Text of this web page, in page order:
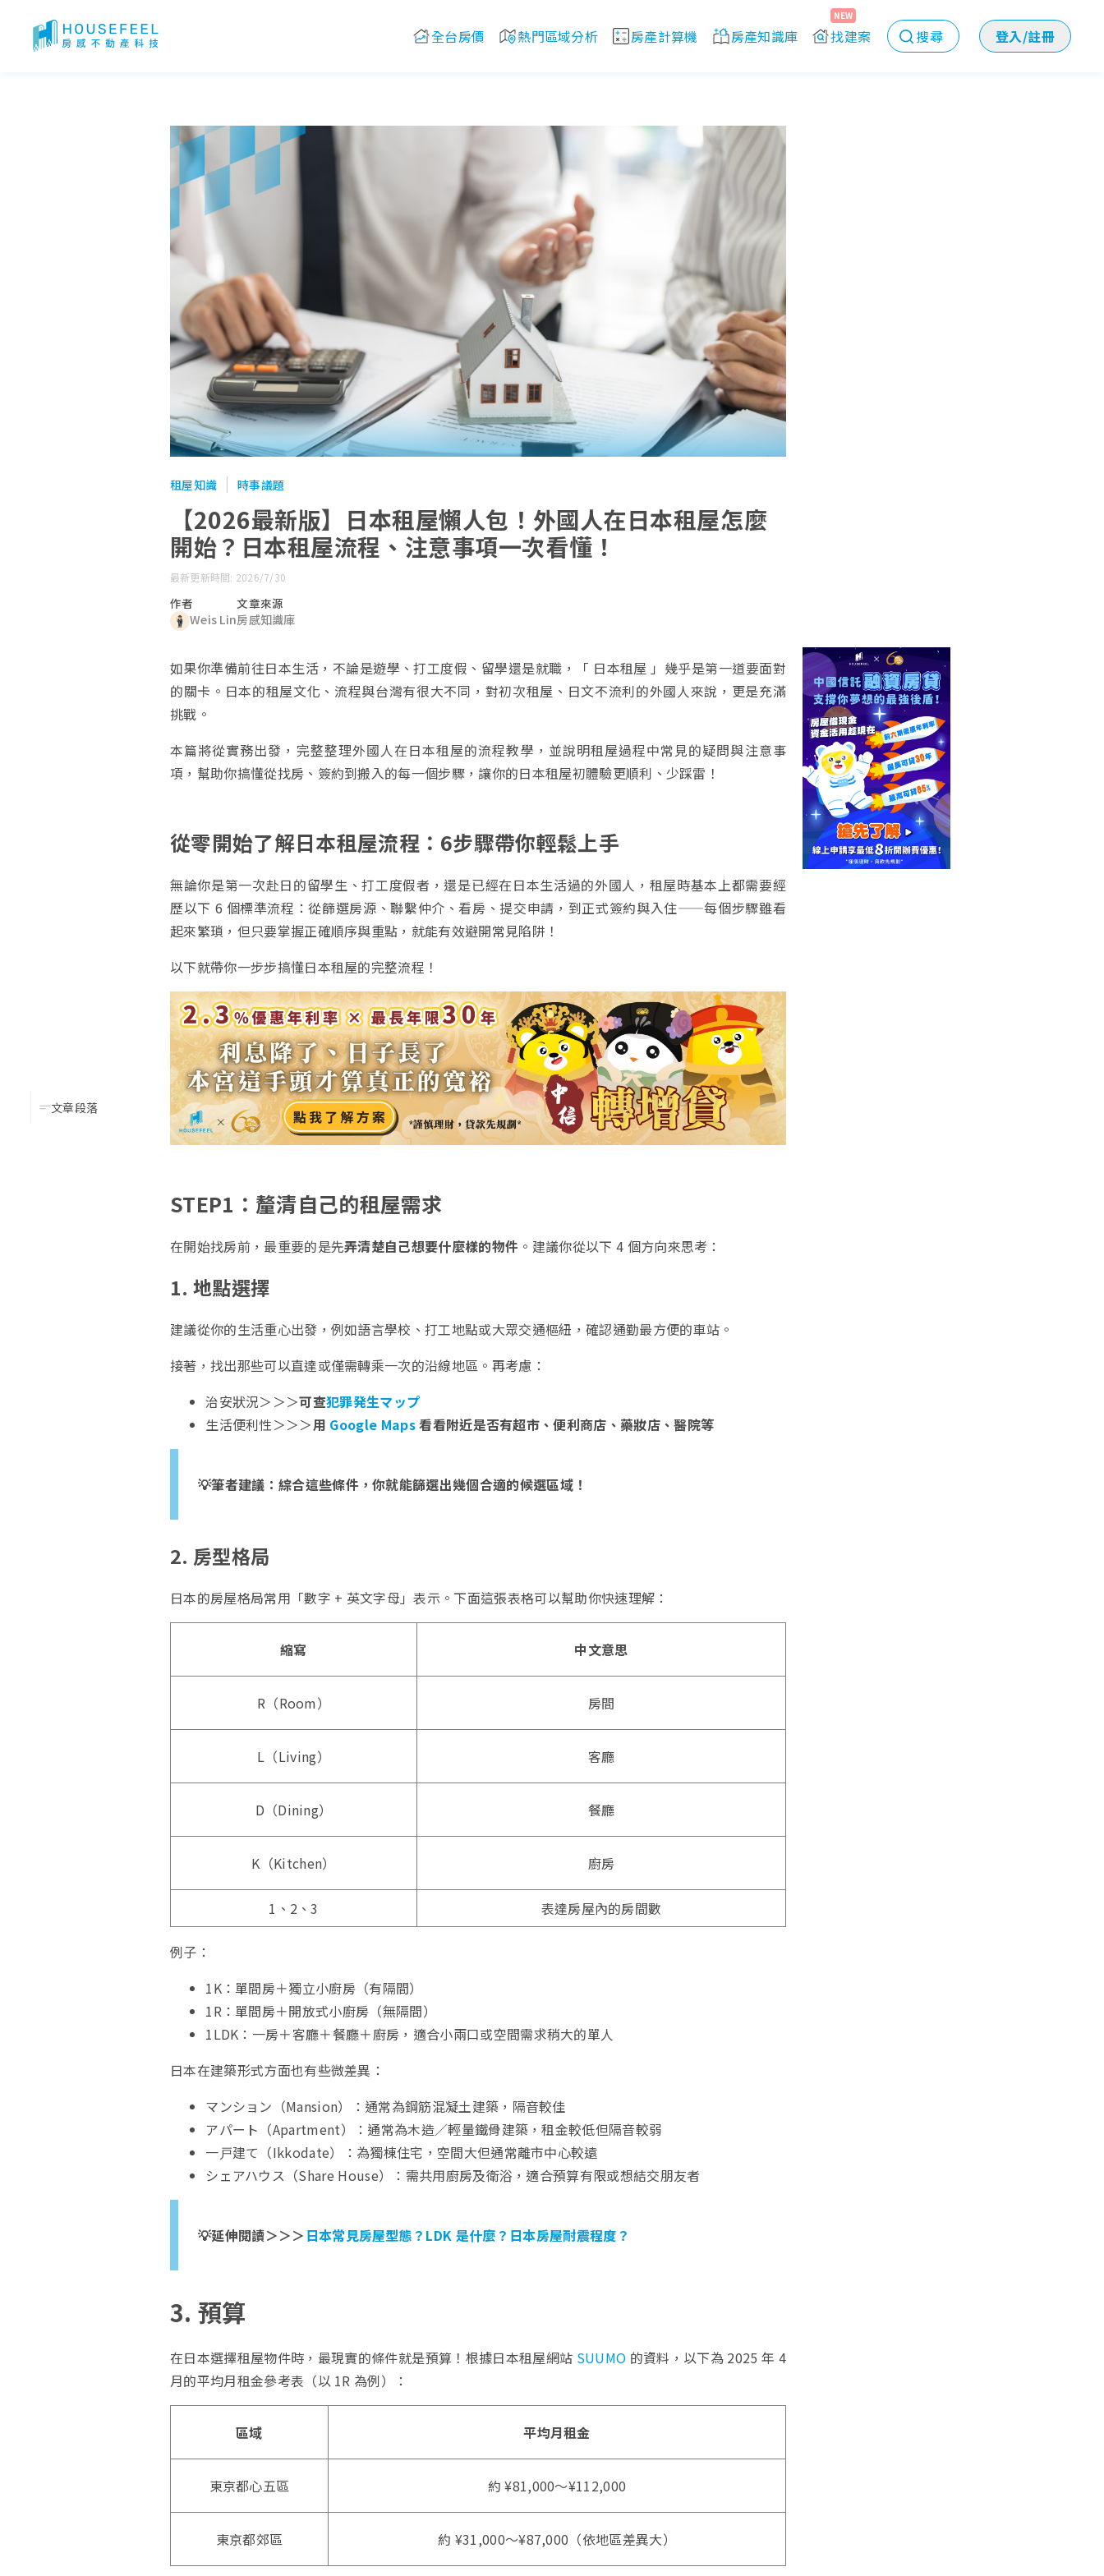
全台房價 熱門區域分析 房產計算機 房產知識庫 找建案
NEW
搜尋 登入/註冊
租屋知識 時事議題
【2026最新版】日本租屋懶人包！外國人在日本租屋怎麼
開始？日本租屋流程、注意事項一次看懂！
最新更新時間: 2026/7/30
作者
Weis Lin
文章來源
房感知識庫
文章段落
如果你準備前往日本生活，不論是遊學、打工度假、留學還是就職，「 日本租屋 」幾乎是第一道要面對
的關卡。日本的租屋文化、流程與台灣有很大不同，對初次租屋、日文不流利的外國人來說，更是充滿
挑戰。
本篇將從實務出發，完整整理外國人在日本租屋的流程教學，並說明租屋過程中常見的疑問與注意事
項，幫助你搞懂從找房、簽約到搬入的每一個步驟，讓你的日本租屋初體驗更順利、少踩雷！
從零開始了解日本租屋流程：6步驟帶你輕鬆上手
無論你是第一次赴日的留學生、打工度假者，還是已經在日本生活過的外國人，租屋時基本上都需要經
歷以下 6 個標準流程：從篩選房源、聯繫仲介、看房、提交申請，到正式簽約與入住——每個步驟雖看
起來繁瑣，但只要掌握正確順序與重點，就能有效避開常見陷阱！
以下就帶你一步步搞懂日本租屋的完整流程！
STEP1：釐清自己的租屋需求
在開始找房前，最重要的是先弄清楚自己想要什麼樣的物件 。建議你從以下 4 個方向來思考：
1. 地點選擇
建議從你的生活重心出發，例如語言學校、打工地點或大眾交通樞紐，確認通勤最方便的車站。
接著，找出那些可以直達或僅需轉乘一次的沿線地區。再考慮：
治安狀況＞＞＞可查犯罪発生マップ
生活便利性＞＞＞用 Google Maps看看附近是否有超市、便利商店、藥妝店、醫院等
💡筆者建議：綜合這些條件，你就能篩選出幾個合適的候選區域！
2. 房型格局
日本的房屋格局常用「數字 + 英文字母」表示。下面這張表格可以幫助你快速理解：
縮寫 中文意思
R（Room） 房間
L（Living） 客廳
D（Dining） 餐廳
K（Kitchen） 廚房
1、2、3 表達房屋內的房間數
例子：
1K：單間房＋獨立小廚房（有隔間）
1R：單間房＋開放式小廚房（無隔間）
1LDK：一房＋客廳＋餐廳＋廚房，適合小兩口或空間需求稍大的單人
日本在建築形式方面也有些微差異：
マンション（Mansion）：通常為鋼筋混凝土建築，隔音較佳
アパート（Apartment）：通常為木造／輕量鐵骨建築，租金較低但隔音較弱
一戸建て（Ikkodate）：為獨棟住宅，空間大但通常離市中心較遠
シェアハウス（Share House）：需共用廚房及衛浴，適合預算有限或想結交朋友者
💡延伸閱讀＞＞＞ 日本常見房屋型態？LDK 是什麼？日本房屋耐震程度？
3. 預算
在日本選擇租屋物件時，最現實的條件就是預算！根據日本租屋網站 SUUMO 的資料，以下為 2025 年 4
月的平均月租金參考表（以 1R 為例）：
區域 平均月租金
東京都心五區 約 ¥81,000～¥112,000
東京都郊區 約 ¥31,000～¥87,000（依地區差異大）